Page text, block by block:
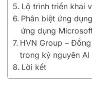
Lộ trình triển khai
Phân biệt ứng
ứng dụng
HVN Group –
trong kỷ nguyên AI
Lời kết